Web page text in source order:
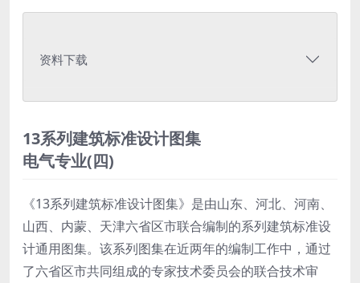
资料下载
13系列建筑标准设计图集
电气专业(四)
《13系列建筑标准设计图集》是由山东、河北、河南、
山西、内蒙、天津六省区市联合编制的系列建筑标准设
计通用图集。该系列图集在近两年的编制工作中，通过
了六省区市共同组成的专家技术委员会的联合技术审